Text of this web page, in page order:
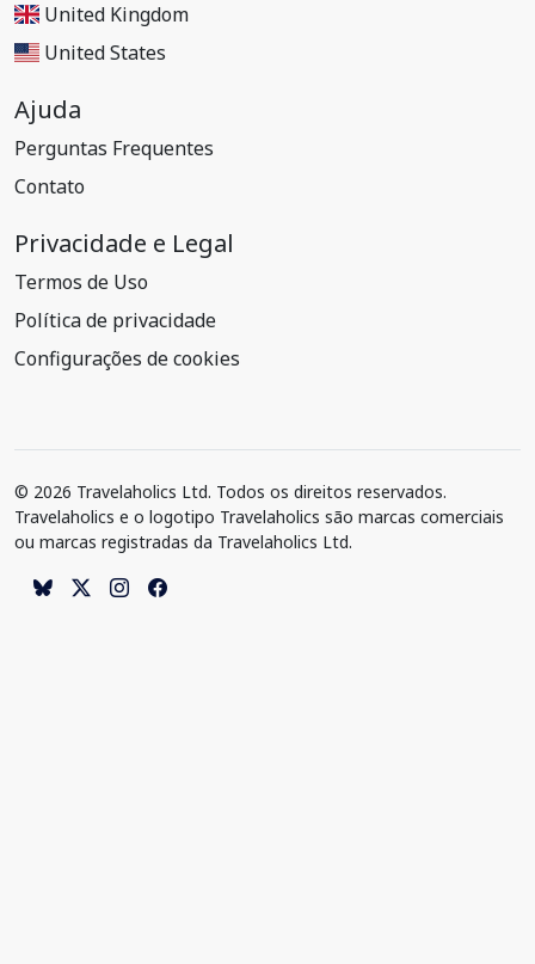
United Kingdom
United States
Ajuda
Perguntas Frequentes
Contato
Privacidade e Legal
Termos de Uso
Política de privacidade
Configurações de cookies
© 2026 Travelaholics Ltd. Todos os direitos reservados.
Travelaholics e o logotipo Travelaholics são marcas comerciais
ou marcas registradas da Travelaholics Ltd.